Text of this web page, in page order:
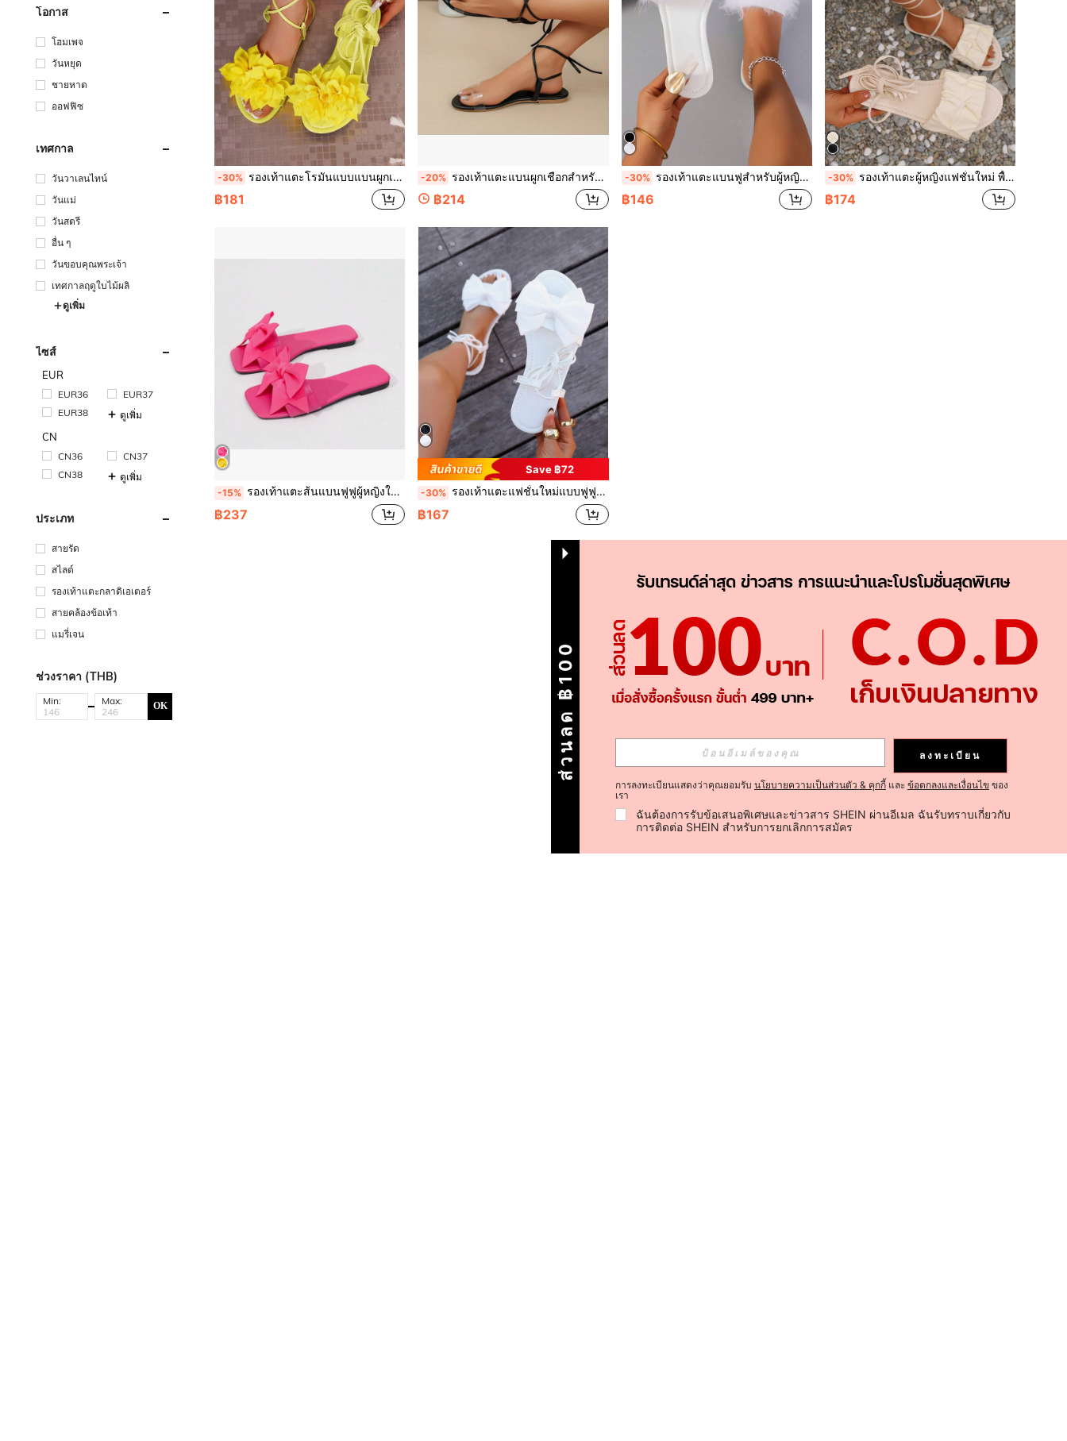
โอกาส
โฮมเพจ
วันหยุด
ชายหาด
ออฟฟิซ
เทศกาล
วันวาเลนไทน์
วันแม่
วันสตรี
อื่น ๆ
วันขอบคุณพระเจ้า
เทศกาลฤดูใบไม้ผลิ
ดูเพิ่ม
ไซส์
EUR
EUR36
EUR37
EUR38
ดูเพิ่ม
CN
CN36
CN37
CN38
ดูเพิ่ม
ประเภท
สายรัด
สไลด์
รองเท้าแตะกลาดิเอเตอร์
สายคล้องข้อเท้า
แมรี่เจน
ช่วงราคา (THB)
Min: Max: OK
-30% รองเท้าแตะโรมันแบบแบนผูกเชือกหนังลายดอกไม้ใหม่ ไซส์ใหญ่ ใช้ได้หลากหลายสำหรับฤดูใบไม้ผลิ/ฤดูร้อน ชายหาด บ้าน การเดินทาง เดท วันหยุด ชายทะเล ของขวัญที่เหมาะสมสำหรับวันวาเลนไทน์ เทศกาลเทพเจ้า ฮาโลวีน กลับโรงเรียน ปีใหม่ วันหยุด สีเหลือง
฿181
-20% รองเท้าแตะแบนผูกเชือกสำหรับผู้หญิงแบบใหม่, รองเท้าแตะชายหาดผูกเชือกแฟชั่น, รองเท้าแตะแบนสำหรับผู้หญิงในฤดูร้อน, สีดำ
฿214
-30% รองเท้าแตะแบนฟูสำหรับผู้หญิง, รองเท้าแต่งงาน สไตล์นางฟ้า หรูหรา
฿146
-30% รองเท้าแตะผู้หญิงแฟชั่นใหม่ พื้นแบน เปิดนิ้วเท้า ผ้าไมโครไฟเบอร์เงางาม สำหรับฤดูใบไม้ผลิและฤดูร้อน ไซส์ใหญ่พิเศษ อเนกประสงค์ พร้อมสายผูกยาว สไตล์โรมัน สำหรับงานปาร์ตี้ เดท วันหยุด ชายหาด ริมทะเล งานเลี้ยง (ไซส์ใหญ่กว่าปกติ)
฿174
-15% รองเท้าแตะส้นแบนฟูฟูผู้หญิงใหม่ แต่งโบว์ เหมาะสำหรับชายหาด วันหยุด ปาร์ตี้ งานแต่งงาน รองเท้าแตะแฟชั่นหรูหราสำหรับฤดูร้อนและวันหยุดชายหาด สีชมพูเข้ม สีเหลือง
฿237
Save ฿72
-30% รองเท้าแตะแฟชั่นใหม่แบบฟูฟู โบว์แบน ผูกเชือก ลายดอกไม้เล็ก ผ้าไมโครไฟเบอร์เงา สำหรับผู้หญิง ใส่กลางแจ้ง แฟชั่นระดับไฮเอนด์ สไตล์ฝรั่งเศส สำหรับเที่ยวชายหาด พื้นเรียบ กันลื่น
฿167
รวม 1 หน้า
ส่วนลด ฿100 ลงทะเบียน
การลงทะเบียนแสดงว่าคุณยอมรับ นโยบายความเป็นส่วนตัว & คุกกี้ และ ข้อตกลงและเงื่อนไข ของ
เรา
ฉันต้องการรับข้อเสนอพิเศษและข่าวสาร SHEIN ผ่านอีเมล ฉันรับทราบเกี่ยวกับ
การติดต่อ SHEIN สำหรับการยกเลิกการสมัคร